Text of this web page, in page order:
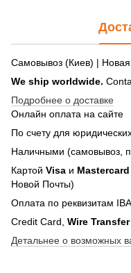
Самовывоз (Киев) |
We ship worldwide.
Подробнее о доставке
Онлайн оплата на сайте
По счету для
Наличными (самовывоз,
Картой Visa и Mastercard
Новой Почты)
Оплата по реквизитам
Credit Card, Wire Transfer
Детальнее о возможных